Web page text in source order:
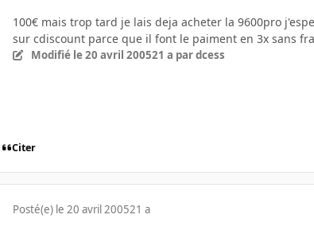
100€ mais trop tard je lais deja acheter la 9600pro
sur cdiscount parce que il font le paiment en 3x sans
Modifié le 20 avril 200521 a par dcess
Citer
Posté(e) le 20 avril 200521 a